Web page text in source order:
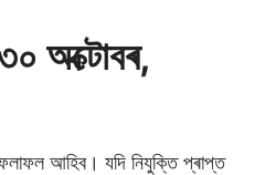
অক্টোবৰ,
আহিব। যদি নিযুক্তি প্ৰাপ্ত